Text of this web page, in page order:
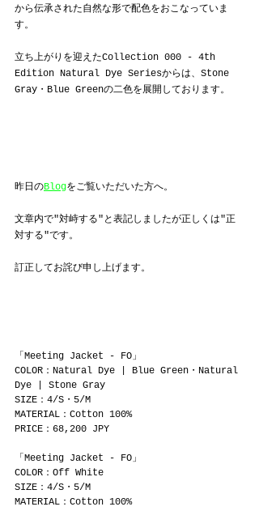
から伝承された自然な形で配色をおこなっていま
す。
立ち上がりを迎えたCollection 000 - 4th
Edition Natural Dye Seriesからは、Stone
Gray・Blue Greenの二色を展開しております。
昨日のBlogをご覧いただいた方へ。
文章内で"対峙する"と表記しましたが正しくは"正
対する"です。
訂正してお詫び申し上げます。
「Meeting Jacket - FO」
COLOR：Natural Dye | Blue Green・Natural
Dye | Stone Gray
SIZE：4/S・5/M
MATERIAL：Cotton 100%
PRICE：68,200 JPY
「Meeting Jacket - FO」
COLOR：Off White
SIZE：4/S・5/M
MATERIAL：Cotton 100%